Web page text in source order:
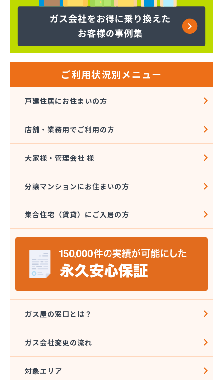
ヤマサ共和ライフ株式会社 一色営業所
ヤマサ共和ライフ株式会社 江南営業所
ヤマサ共和ライフ株式会社 三河営業所
ヤマサ共和ライフ株式会社 豊川営業所
ヤマサ高圧株式会社
ヤマサ總業株式会社 愛知西支店
ヤマトク
リーグ馬場株式会社
愛知高圧株式会社容器検査工場
愛北液化ガス協組江南営業所
旭プロパン
安城ガス株式会社
伊藤プロパン
伊藤忠エネクスホームライフ中部株式会社 碧南営
業所
伊藤忠エネクスホームライフ中部株式会社 名古屋
稲垣商事
稲垣商店
栄燃料合資会社
奥田米穀店
加藤燃料店
ご利用状況別メニュー
戸建住居にお住まいの方
店舗・業務用でご利用の方
大家様・管理会社 様
分譲マンションにお住まいの方
集合住宅（賃貸）にご入居の方
ガス屋の窓口とは？
ガス会社変更の流れ
対象エリア